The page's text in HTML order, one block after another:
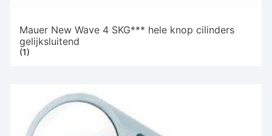
Mauer New Wave 4 SKG*** hele knop cilinders
gelijksluitend
(1)